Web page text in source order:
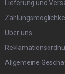
Lieferung und
Über uns
Allgemeine